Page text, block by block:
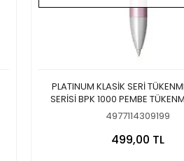
PLATINUM KLASİK SERİ
SERİSİ BPK 1000 PEMBE
4977114309199
499,00 TL